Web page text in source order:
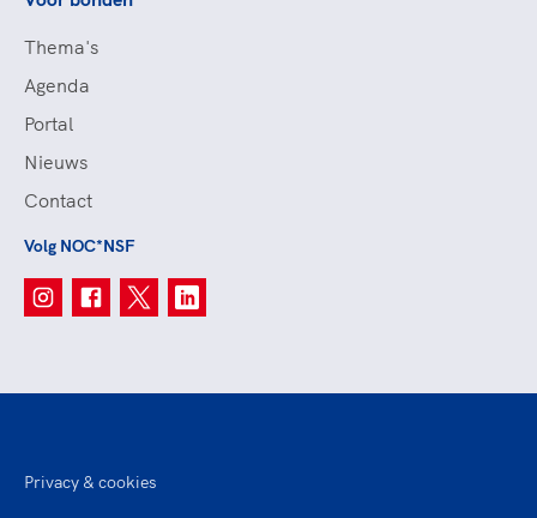
Thema's
Agenda
Portal
Nieuws
Contact
Volg NOC*NSF
Privacy & cookies